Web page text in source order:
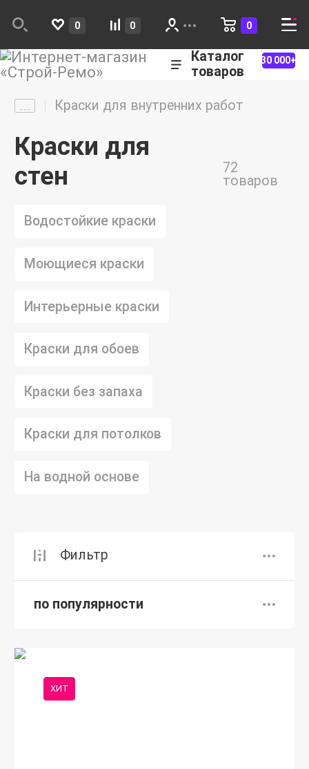
0 0 0
Каталог
товаров
30 000+
Краски для внутренних работ
Краски для
стен
72
товаров
Водостойкие краски
Моющиеся краски
Интерьерные краски
Краски для обоев
Краски без запаха
Краски для потолков
На водной основе
Фильтр
по популярности
ХИТ